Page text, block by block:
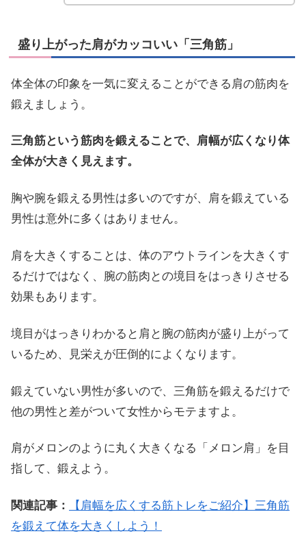
盛り上がった肩がカッコいい「三角筋」
体全体の印象を一気に変えることができる肩の筋肉を
鍛えましょう。
三角筋という筋肉を鍛えることで、肩幅が広くなり体
全体が大きく見えます。
胸や腕を鍛える男性は多いのですが、肩を鍛えている
男性は意外に多くはありません。
肩を大きくすることは、体のアウトラインを大きくす
るだけではなく、腕の筋肉との境目をはっきりさせる
効果もあります。
境目がはっきりわかると肩と腕の筋肉が盛り上がって
いるため、見栄えが圧倒的によくなります。
鍛えていない男性が多いので、三角筋を鍛えるだけで
他の男性と差がついて女性からモテますよ。
肩がメロンのように丸く大きくなる「メロン肩」を目
指して、鍛えよう。
関連記事：
【肩幅を広くする筋トレをご紹介】三角筋
を鍛えて体を大きくしよう！